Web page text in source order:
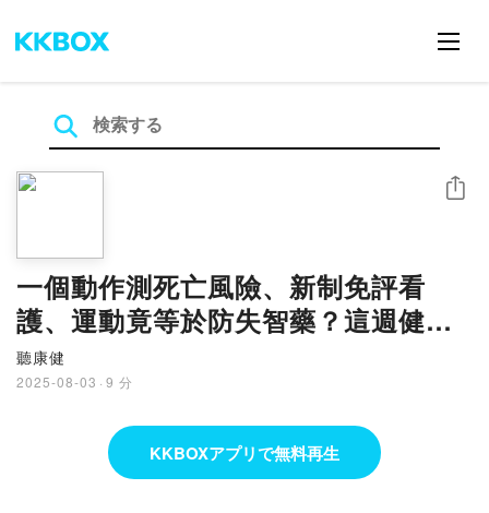
一個動作測死亡風險、新制免評看
護、運動竟等於防失智藥？這週健康
你一定要知道！【一週健康大小事
Ep.8】
聽康健
2025-08-03 · 9 分
シェア
KKBOXアプリで無料再生